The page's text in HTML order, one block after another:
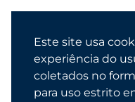
Este site usa
experiência do
coletados no
para uso estrito